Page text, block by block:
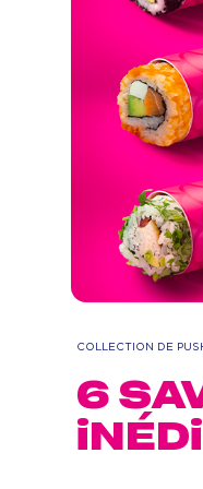
COLLECTION DE
6